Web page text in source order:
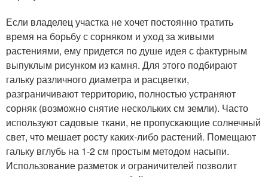
Если владелец участка не хочет постоянно тратить
время на борьбу с сорняком и уход за живыми
растениями, ему придется по душе идея с фактурным
выпуклым рисунком из камня. Для этого подбирают
гальку различного диаметра и расцветки,
разграничивают территорию, полностью устраняют
сорняк (возможно снятие нескольких см земли). Часто
используют садовые ткани, не пропускающие солнечный
свет, что мешает росту каких-либо растений. Помещают
гальку вглубь на 1-2 см простым методом насыпи.
Использование разметок и ограничителей позволит